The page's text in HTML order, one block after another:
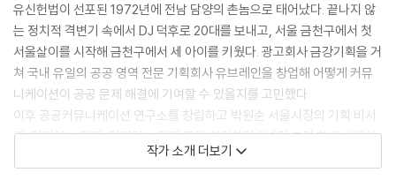
유신헌법이 선포된 1972년에 전남 담양의 촌놈으로 태어났다. 끝나지 않
는 정치적 격변기 속에서 DJ 덕후로 20대를 보내고, 서울 금천구에서 첫
서울살이를 시작해 금천구에서 세 아이를 키웠다. 광고회사 금강기획을 거
쳐 국내 유일의 공공 영역 전문 기획회사 유브레인을 창업해 어떻게 커뮤
니케이션이 공공 문제 해결에 기여할 수 있을지를 고민했다.
이후 공공커뮤니케이션 연구소를 창립하고 박원순 서울시장의 기획 비서
관, 미디어 보좌관, 디지털 보좌관 등을 역임하며 6년간 그와 함께 서울시
를 일궜다. 또한 서울시 행정에 디지털 혁신을 접목시키는 다양한 시도와
작가 소개 더보기